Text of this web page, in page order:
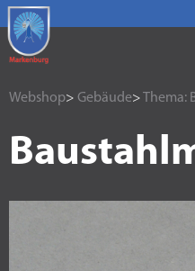
Webshop> Gebäude> Thema: